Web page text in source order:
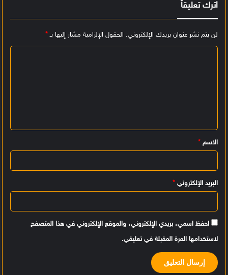
اترك تعليقاً
لن يتم نشر عنوان بريدك الإلكتروني. الحقول الإلزامية مشار إليها بـ*
ي
ق
الاسم *
البريد الإلكتروني *
احفظ اسمي، بريدي الإلكتروني، والموقع الإلكتروني في هذا المتصفح
لاستخدامها المرة المقبلة في تعليقي.